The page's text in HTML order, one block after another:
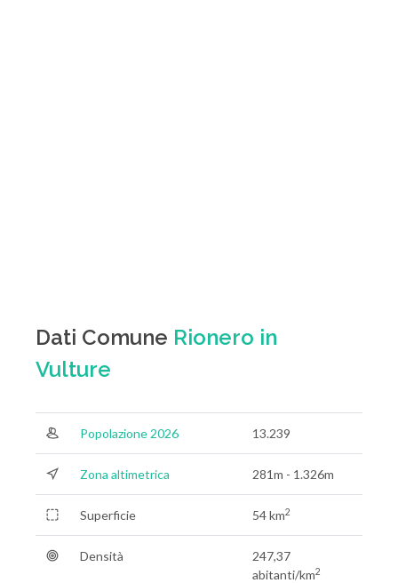
Dati Comune Rionero in
Vulture
Popolazione 2026 13.239
Zona altimetrica 281m - 1.326m
Superficie 54 km2
Densità
247,37
abitanti/km2